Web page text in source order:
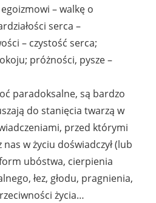
– walkę o
serca –
– czystość serca;
próżności, pysze –
paradoksalne, są bardzo
do stanięcia twarzą w
przed którymi
w życiu doświadczył (lub
ubóstwa, cierpienia
łez, głodu, pragnienia,
życia…